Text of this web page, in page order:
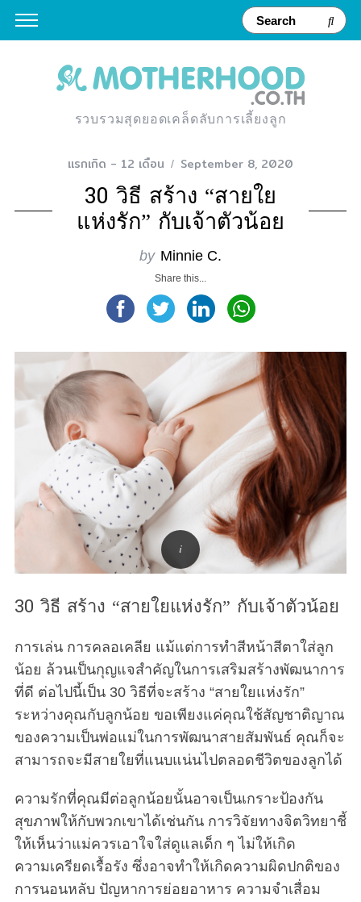
รวบรวมสุดยอดเคล็ดลับการเลี้ยงลูก
แรกเกิด - 12 เดือน September 8, 2020
30 วิธี สร้าง “สายใย
แห่งรัก” กับเจ้าตัวน้อย
by Minnie C.
Share this...
30 วิธี สร้าง “สายใยแห่งรัก” กับเจ้าตัวน้อย
การเล่น การคลอเคลีย แม้แต่การทำสีหน้าสีตาใส่ลูก
น้อย ล้วนเป็นกุญแจสำคัญในการเสริมสร้างพัฒนาการ
ที่ดี ต่อไปนี้เป็น 30 วิธีที่จะสร้าง “สายใยแห่งรัก”
ระหว่างคุณกับลูกน้อย ขอเพียงแค่คุณใช้สัญชาติญาณ
ของความเป็นพ่อแม่ในการพัฒนาสายสัมพันธ์ คุณก็จะ
สามารถจะมีสายใยที่แนบแน่นไปตลอดชีวิตของลูกได้
ความรักที่คุณมีต่อลูกน้อยนั้นอาจเป็นเกราะป้องกัน
สุขภาพให้กับพวกเขาได้เช่นกัน การวิจัยทางจิตวิทยาชี้
ให้เห็นว่าแม่ควรเอาใจใส่ดูแลเด็ก ๆ ไม่ให้เกิด
ความเครียดเรื้อรัง ซึ่งอาจทำให้เกิดความผิดปกติของ
การนอนหลับ ปัญหาการย่อยอาหาร ความจำเสื่อม